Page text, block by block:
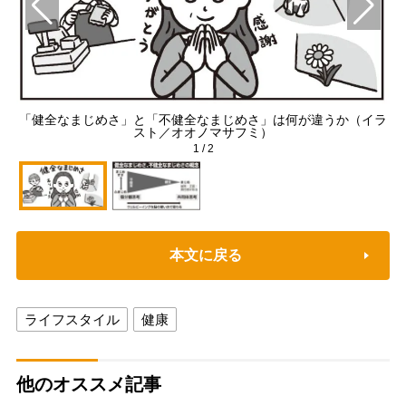
「健全なまじめさ」と「不健全なまじめさ」は何が違うか（イラ
スト／オオノマサフミ）
1 /2
本文に戻る
ライフスタイル 健康
他のオススメ記事